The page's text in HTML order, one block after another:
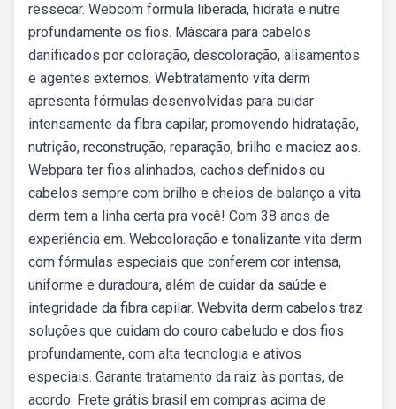
ressecar. Webcom fórmula liberada, hidrata e nutre
profundamente os fios. Máscara para cabelos
danificados por coloração, descoloração, alisamentos
e agentes externos. Webtratamento vita derm
apresenta fórmulas desenvolvidas para cuidar
intensamente da fibra capilar, promovendo hidratação,
nutrição, reconstrução, reparação, brilho e maciez aos.
Webpara ter fios alinhados, cachos definidos ou
cabelos sempre com brilho e cheios de balanço a vita
derm tem a linha certa pra você! Com 38 anos de
experiência em. Webcoloração e tonalizante vita derm
com fórmulas especiais que conferem cor intensa,
uniforme e duradoura, além de cuidar da saúde e
integridade da fibra capilar. Webvita derm cabelos traz
soluções que cuidam do couro cabeludo e dos fios
profundamente, com alta tecnologia e ativos
especiais. Garante tratamento da raiz às pontas, de
acordo. Frete grátis brasil em compras acima de